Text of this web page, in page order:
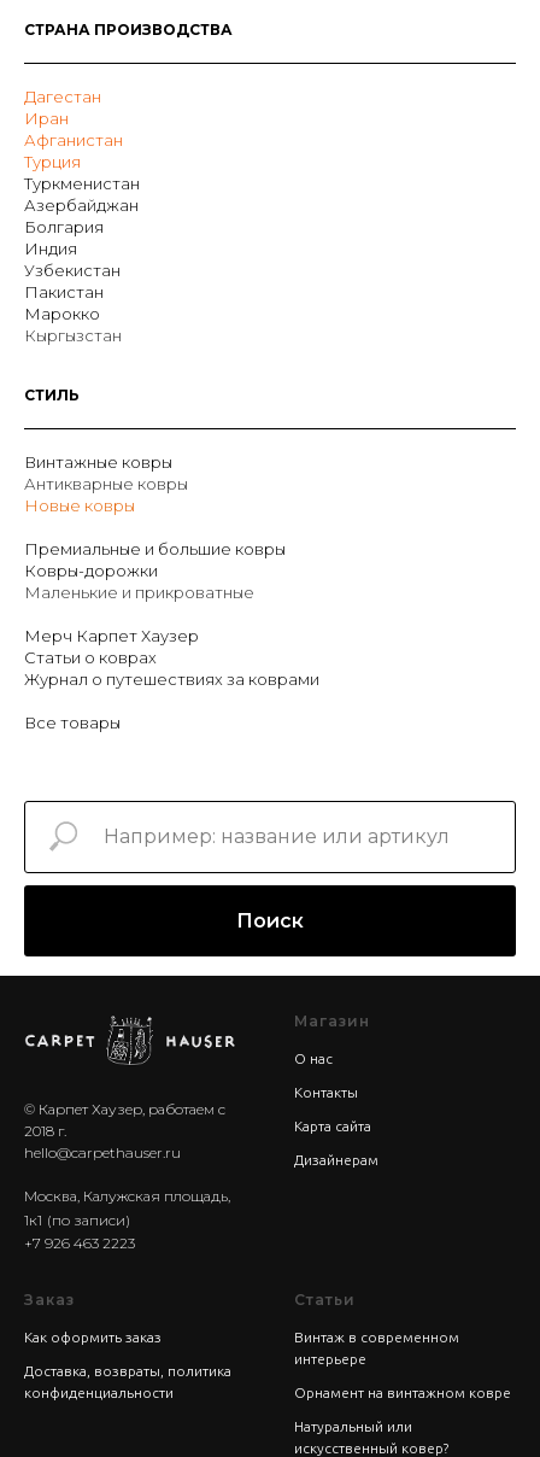
СТРАНА ПРОИЗВОДСТВА
Дагестан
Иран
Афганистан
Турция
Туркменистан
Азербайджан
Болгария
Индия
Узбекистан
Пакистан
Марокко
Кыргызстан
СТИЛЬ
Винтажные ковры
Антикварные ковры
Новые ковры
Премиальные и большие ковры
Ковры-дорожки
Маленькие и прикроватные
Мерч Карпет Хаузер
Статьи о коврах
Журнал о путешествиях за коврами
Все товары
Поиск
© Карпет Хаузер, работаем с
2018 г.
hello@carpethauser.ru
Москва, Калужская площадь,
1к1 (по записи)
+7 926 463 2223
Магазин
О нас
Контакты
Карта сайта
Дизайнерам
Заказ
Как оформить заказ
Доставка, возвраты, политика
конфиденциальности
Статьи
Винтаж в современном
интерьере
Орнамент на винтажном ковре
Натуральный или
искусственный ковер?